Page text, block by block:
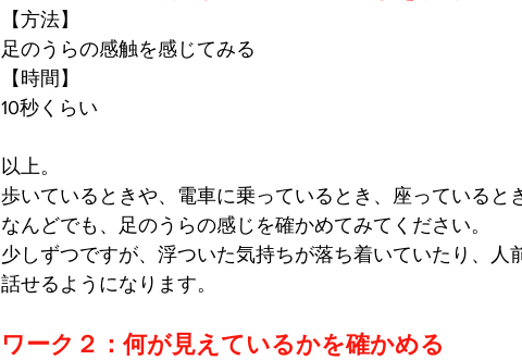
【方法】
足のうらの感触を感じてみる
【時間】
10秒くらい
以上。
歩いているときや、電車に乗っているとき、座っていると
なんどでも、足のうらの感じを確かめてみてください。
少しずつですが、浮ついた気持ちが落ち着いていたり、人
話せるようになります。
ワーク２：何が見えているかを確かめる